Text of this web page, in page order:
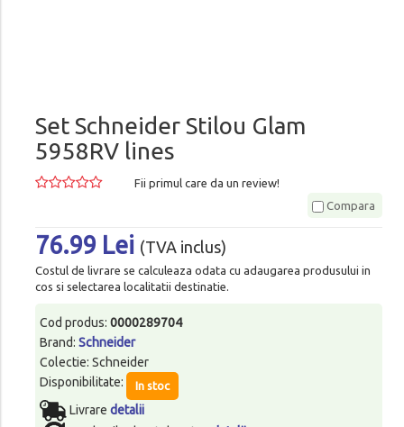
Set Schneider Stilou Glam
5958RV lines
Fii primul care da un review!
Compara
76.99 Lei (TVA inclus)
Costul de livrare se calculeaza odata cu adaugarea produsului in
cos si selectarea localitatii destinatie.
Cod produs: 0000289704
Brand: Schneider
Colectie: Schneider
Disponibilitate:
In stoc
Livrare detalii